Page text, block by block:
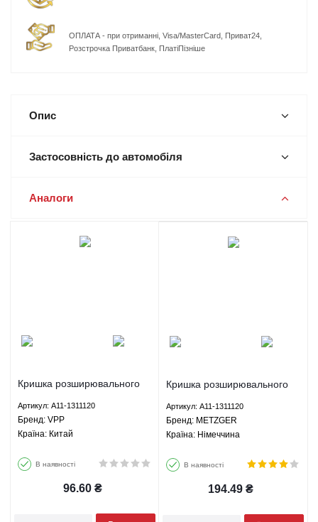
ОПЛАТА - при отриманні, Visa/MasterCard, Приват24,
Розстрочка Приватбанк, ПлатіПізніше
Опис
Застосовність до автомобіля
Аналоги
Кришка розширювального
Карі/Арізо 3/Тіго 2 - A11-
1311120 VPP
Артикул: A11-1311120
Брeнд: VPP
Країна: Китай
В наявності
96.60₴
Кришка розширювального
Карі/Арізо 3/Тіго 2 - A11-
1311120 METZGER
Артикул: A11-1311120
Брeнд: METZGER
Країна: Німеччина
В наявності
194.49 ₴